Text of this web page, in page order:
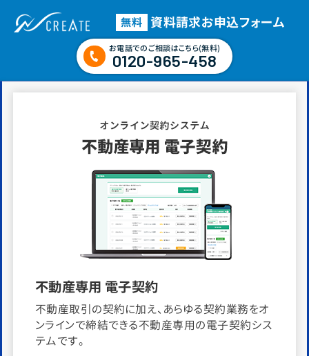
無料 資料請求お申込フォーム
お電話でのご相談はこちら(無料)
0120-965-458
不動産専用 電子契約
不動産取引の契約に加え、あらゆる契約業務をオ
ンラインで締結できる不動産専用の電子契約シス
テムです。